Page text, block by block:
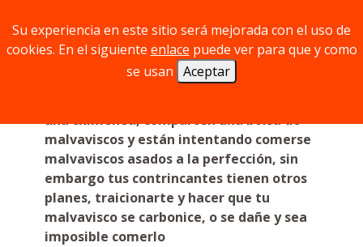
Descripción
una chimenea, comparten una bolsa de
malvaviscos y están intentando comerse
malvaviscos asados a la perfección, sin
embargo tus contrincantes tienen otros
planes, traicionarte y hacer que tu
malvavisco se carbonice, o se dañe y sea
imposible comerlo
Su experiencia en este sitio será mejorada con el uso de
cookies. En el siguiente enlace puede ver para que y como
se usan Aceptar